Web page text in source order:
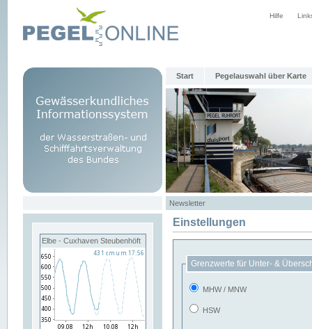
Hilfe
Start Pegelauswahl über Karte
Newsletter
Elbe - Cuxhaven Steubenhöft
Einstellungen
Grenzwerte für Unter- &
MHW / MNW
HSW